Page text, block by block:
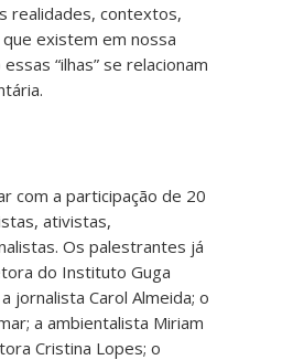
realidades, contextos,
existem em nossa
“ilhas” se relacionam
com a participação de 20
ativistas,
Os palestrantes já
do Instituto Guga
jornalista Carol Almeida; o
a ambientalista Miriam
Cristina Lopes; o